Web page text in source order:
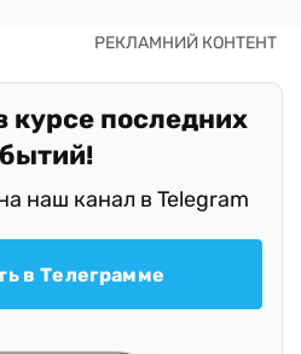
курсе последних
наш канал в Telegram
в Телеграмме